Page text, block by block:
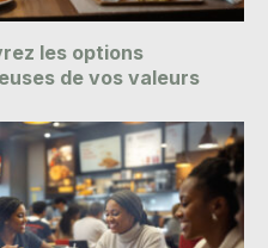
les options
de vos valeurs